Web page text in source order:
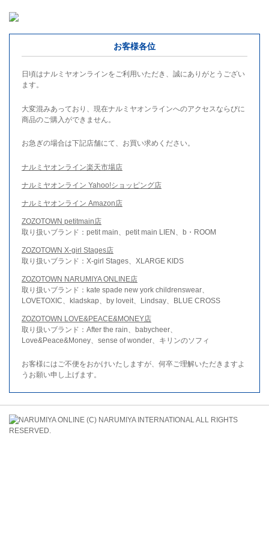
お客様各位
日頃はナルミヤオンラインをご利用いただき、誠にありがとうござい
ます。
大変混みあっており、現在ナルミヤオンラインへのアクセスならびに
商品のご購入ができません。
お急ぎの場合は下記店舗にて、お買い求めください。
ナルミヤオンライン楽天市場店
ナルミヤオンライン Yahoo!ショッピング店
ナルミヤオンライン Amazon店
ZOZOTOWN petitmain店
取り扱いブランド：petit main、petit main LIEN、b・ROOM
ZOZOTOWN X-girl Stages店
取り扱いブランド：X-girl Stages、XLARGE KIDS
ZOZOTOWN NARUMIYA ONLINE店
取り扱いブランド：kate spade new york childrenswear、
LOVETOXIC、kladskap、by loveit、Lindsay、BLUE CROSS
ZOZOTOWN LOVE&PEACE&MONEY店
取り扱いブランド：After the rain、babycheer、
Love&Peace&Money、sense of wonder、キリンのソフィ
お客様にはご不便をおかけいたしますが、何卒ご理解いただきますよ
うお願い申し上げます。